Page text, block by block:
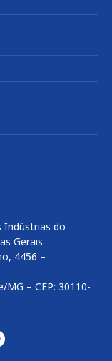
Indústrias do
Gerais
4456 –
– CEP: 30110-